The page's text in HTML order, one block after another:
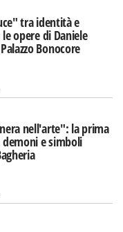
tra identità e
opere di Daniele
Bonocore
nell'arte": la prima
e simboli